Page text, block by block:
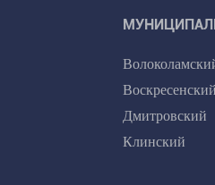
Воскресенский
Дмитровский
Клинский